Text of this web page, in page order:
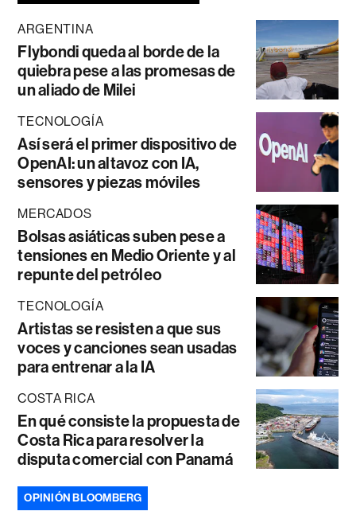
ARGENTINA
Flybondi queda al borde de la
quiebra pese a las promesas de
un aliado de Milei
TECNOLOGÍA
Así será el primer dispositivo de
OpenAI: un altavoz con IA,
sensores y piezas móviles
MERCADOS
Bolsas asiáticas suben pese a
tensiones en Medio Oriente y al
repunte del petróleo
TECNOLOGÍA
Artistas se resisten a que sus
voces y canciones sean usadas
para entrenar a la IA
COSTA RICA
En qué consiste la propuesta de
Costa Rica para resolver la
disputa comercial con Panamá
OPINIÓN BLOOMBERG